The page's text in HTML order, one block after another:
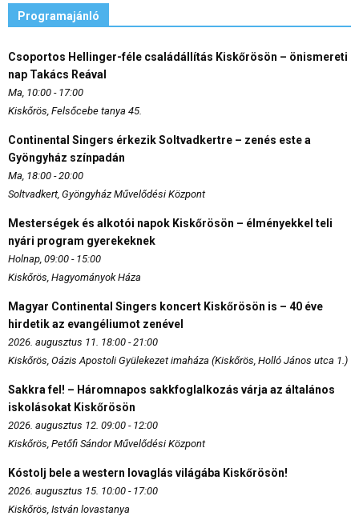
Programajánló
Csoportos Hellinger-féle családállítás Kiskőrösön – önismereti
nap Takács Reával
Ma, 10:00 - 17:00
Kiskőrös, Felsőcebe tanya 45.
Continental Singers érkezik Soltvadkertre – zenés este a
Gyöngyház színpadán
Ma, 18:00 - 20:00
Soltvadkert, Gyöngyház Művelődési Központ
Mesterségek és alkotói napok Kiskőrösön – élményekkel teli
nyári program gyerekeknek
Holnap, 09:00 - 15:00
Kiskőrös, Hagyományok Háza
Magyar Continental Singers koncert Kiskőrösön is – 40 éve
hirdetik az evangéliumot zenével
2026. augusztus 11. 18:00 - 21:00
Kiskőrös, Oázis Apostoli Gyülekezet imaháza (Kiskőrös, Holló János utca 1.)
Sakkra fel! – Háromnapos sakkfoglalkozás várja az általános
iskolásokat Kiskőrösön
2026. augusztus 12. 09:00 - 12:00
Kiskőrös, Petőfi Sándor Művelődési Központ
Kóstolj bele a western lovaglás világába Kiskőrösön!
2026. augusztus 15. 10:00 - 17:00
Kiskőrös, István lovastanya